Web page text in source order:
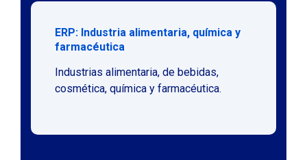
ERP: Industria alimentaria, química y
farmacéutica
Industrias alimentaria, de bebidas,
cosmética, química y farmacéutica.